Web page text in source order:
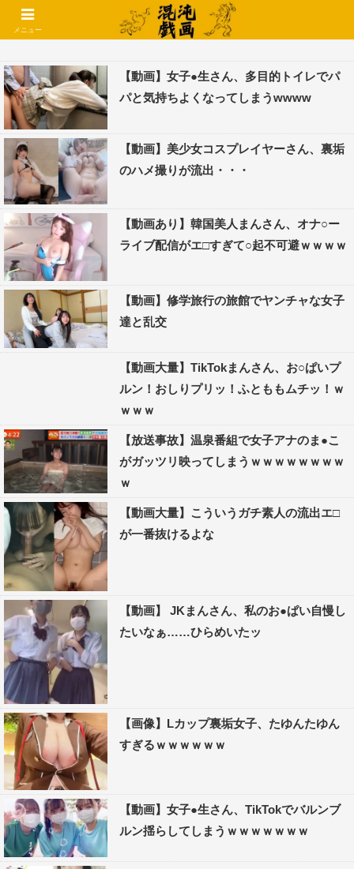
コメントでコテハン使えるようになりました🌱
【動画】女子●生さん、多目的トイレでパ
パと気持ちよくなってしまうwwww
【動画】美少女コスプレイヤーさん、裏垢
のハメ撮りが流出・・・
【動画あり】韓国美人まんさん、オナ○ー
ライブ配信がエ□すぎて○起不可避ｗｗｗｗ
【動画】修学旅行の旅館でヤンチャな女子
達と乱交
【動画大量】TikTokまんさん、お○ぱいプ
ルン！おしりプリッ！ふとももムチッ！ｗ
ｗｗｗ
【放送事故】温泉番組で女子アナのま●こ
がガッツリ映ってしまうｗｗｗｗｗｗｗｗ
ｗ
【動画大量】こういうガチ素人の流出エ□
が一番抜けるよな
【動画】 JKまんさん、私のお●ぱい自慢し
たいなぁ……ひらめいたッ
【画像】Lカップ裏垢女子、たゆんたゆん
すぎるｗｗｗｗｗｗ
【動画】女子●生さん、TikTokでバルンブ
ルン揺らしてしまうｗｗｗｗｗｗｗ
メニュー